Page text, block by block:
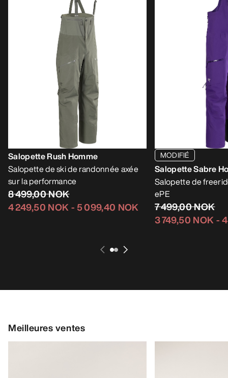
Salopette Rush Homme
Salopette de ski de randonnée axée
sur la performance
8 499,00 NOK
4 249,50 NOK- 5 099,40 NOK
MODIFIÉ
Salopette Sabre
Salopette de
ePE
7 499,00 NOK
3 749,50 NOK-
Meilleures ventes